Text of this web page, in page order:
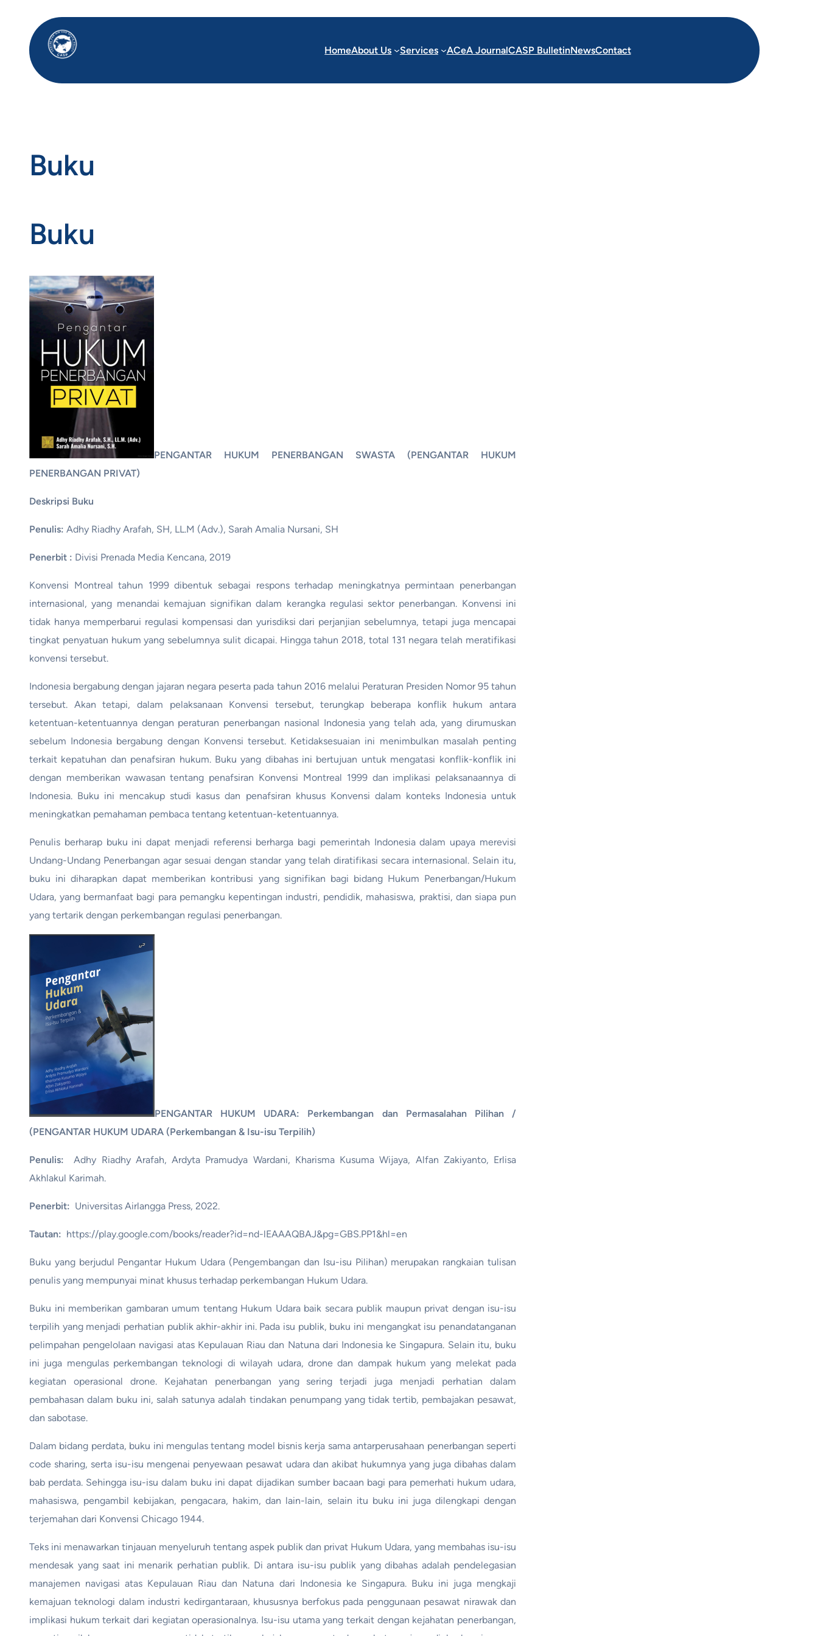
konten
HomeAbout Us Services ACeA JournalCASP BulletinNewsContact
Buku
Buku
PENGANTAR HUKUM PENERBANGAN SWASTA (PENGANTAR HUKUM
PENERBANGAN PRIVAT)
Deskripsi Buku
Penulis: Adhy Riadhy Arafah, SH, LL.M (Adv.), Sarah Amalia Nursani, SH
Penerbit : Divisi Prenada Media Kencana, 2019
Konvensi Montreal tahun 1999 dibentuk sebagai respons terhadap meningkatnya permintaan penerbangan
internasional, yang menandai kemajuan signifikan dalam kerangka regulasi sektor penerbangan. Konvensi ini
tidak hanya memperbarui regulasi kompensasi dan yurisdiksi dari perjanjian sebelumnya, tetapi juga mencapai
tingkat penyatuan hukum yang sebelumnya sulit dicapai. Hingga tahun 2018, total 131 negara telah meratifikasi
konvensi tersebut.
Indonesia bergabung dengan jajaran negara peserta pada tahun 2016 melalui Peraturan Presiden Nomor 95 tahun
tersebut. Akan tetapi, dalam pelaksanaan Konvensi tersebut, terungkap beberapa konflik hukum antara
ketentuan-ketentuannya dengan peraturan penerbangan nasional Indonesia yang telah ada, yang dirumuskan
sebelum Indonesia bergabung dengan Konvensi tersebut. Ketidaksesuaian ini menimbulkan masalah penting
terkait kepatuhan dan penafsiran hukum. Buku yang dibahas ini bertujuan untuk mengatasi konflik-konflik ini
dengan memberikan wawasan tentang penafsiran Konvensi Montreal 1999 dan implikasi pelaksanaannya di
Indonesia. Buku ini mencakup studi kasus dan penafsiran khusus Konvensi dalam konteks Indonesia untuk
meningkatkan pemahaman pembaca tentang ketentuan-ketentuannya.
Penulis berharap buku ini dapat menjadi referensi berharga bagi pemerintah Indonesia dalam upaya merevisi
Undang-Undang Penerbangan agar sesuai dengan standar yang telah diratifikasi secara internasional. Selain itu,
buku ini diharapkan dapat memberikan kontribusi yang signifikan bagi bidang Hukum Penerbangan/Hukum
Udara, yang bermanfaat bagi para pemangku kepentingan industri, pendidik, mahasiswa, praktisi, dan siapa pun
yang tertarik dengan perkembangan regulasi penerbangan.
PENGANTAR HUKUM UDARA: Perkembangan dan Permasalahan Pilihan /
(PENGANTAR HUKUM UDARA (Perkembangan & Isu-isu Terpilih)
Penulis: Adhy Riadhy Arafah, Ardyta Pramudya Wardani, Kharisma Kusuma Wijaya, Alfan Zakiyanto, Erlisa
Akhlakul Karimah.
Penerbit: Universitas Airlangga Press, 2022.
Tautan: https://play.google.com/books/reader?id=nd-lEAAAQBAJ&pg=GBS.PP1&hl=en
Buku yang berjudul Pengantar Hukum Udara (Pengembangan dan Isu-isu Pilihan) merupakan rangkaian tulisan
penulis yang mempunyai minat khusus terhadap perkembangan Hukum Udara.
Buku ini memberikan gambaran umum tentang Hukum Udara baik secara publik maupun privat dengan isu-isu
terpilih yang menjadi perhatian publik akhir-akhir ini. Pada isu publik, buku ini mengangkat isu penandatanganan
pelimpahan pengelolaan navigasi atas Kepulauan Riau dan Natuna dari Indonesia ke Singapura. Selain itu, buku
ini juga mengulas perkembangan teknologi di wilayah udara, drone dan dampak hukum yang melekat pada
kegiatan operasional drone. Kejahatan penerbangan yang sering terjadi juga menjadi perhatian dalam
pembahasan dalam buku ini, salah satunya adalah tindakan penumpang yang tidak tertib, pembajakan pesawat,
dan sabotase.
Dalam bidang perdata, buku ini mengulas tentang model bisnis kerja sama antarperusahaan penerbangan seperti
code sharing, serta isu-isu mengenai penyewaan pesawat udara dan akibat hukumnya yang juga dibahas dalam
bab perdata. Sehingga isu-isu dalam buku ini dapat dijadikan sumber bacaan bagi para pemerhati hukum udara,
mahasiswa, pengambil kebijakan, pengacara, hakim, dan lain-lain, selain itu buku ini juga dilengkapi dengan
terjemahan dari Konvensi Chicago 1944.
Teks ini menawarkan tinjauan menyeluruh tentang aspek publik dan privat Hukum Udara, yang membahas isu-isu
mendesak yang saat ini menarik perhatian publik. Di antara isu-isu publik yang dibahas adalah pendelegasian
manajemen navigasi atas Kepulauan Riau dan Natuna dari Indonesia ke Singapura. Buku ini juga mengkaji
kemajuan teknologi dalam industri kedirgantaraan, khususnya berfokus pada penggunaan pesawat nirawak dan
implikasi hukum terkait dari kegiatan operasionalnya. Isu-isu utama yang terkait dengan kejahatan penerbangan,